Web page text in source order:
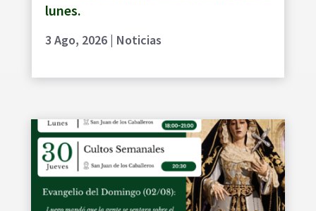
lunes.
3 Ago, 2026| Noticias